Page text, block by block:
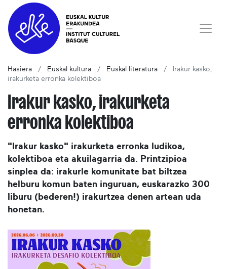
Hasiera Euskal kultura Euskal literatura
Irakur kasko,
irakurketa erronka kolektiboa
Irakur kasko, irakurketa
erronka kolektiboa
"Irakur kasko" irakurketa erronka ludikoa,
kolektiboa eta akuilagarria da. Printzipioa
sinplea da: irakurle komunitate bat biltzea
helburu komun baten inguruan, euskarazko 300
liburu (bederen!) irakurtzea denen artean uda
honetan.